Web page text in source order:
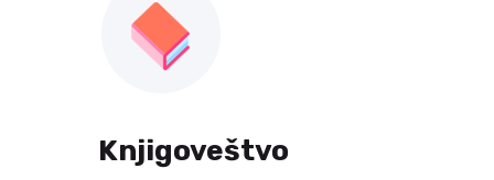
Knjigoveštvo